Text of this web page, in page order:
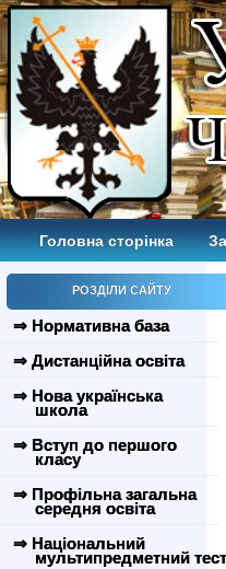
Головна сторінка
РОЗДІЛИ САЙТУ
⇒ Нормативна база
⇒ Дистанційна освіта
⇒ Нова українська
школа
⇒ Вступ до першого
класу
⇒ Профільна загальна
середня освіта
⇒ Національний
мультипредметний тест